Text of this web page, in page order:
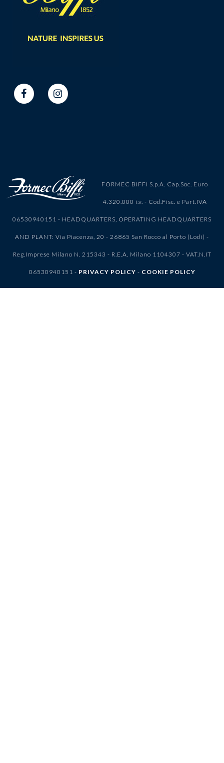
FORMEC BIFFI S.p.A. Cap.Soc. Euro
4.320.000 i.v. - Cod.Fisc. e Part.IVA
06530940151 - HEADQUARTERS, OPERATING HEADQUARTERS
AND PLANT: Via Piacenza, 20 - 26865 San Rocco al Porto (Lodi) -
Reg.Imprese Milano N. 215343 - R.E.A. Milano 1104307 - VAT.N.IT
06530940151 - PRIVACY POLICY - COOKIE POLICY